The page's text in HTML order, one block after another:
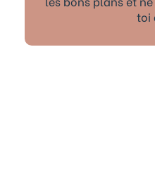
toi